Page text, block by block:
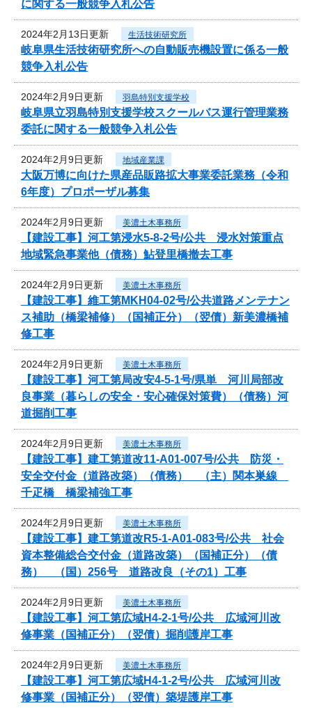
に関する一般競争入札公告
2024年2月13日更新 生活技術研究所
岐阜県生活技術研究所への自動販売機設置に係る一般
競争入札公告
2024年2月9日更新 羽島特別支援学校
岐阜県立羽島特別支援学校スクールバス運行管理業務
委託に関する一般競争入札公告
2024年2月9日更新 地域産業課
大阪万博に向けた県産品販路拡大事業委託業務（令和
6年度）プロポーザル募集
2024年2月9日更新 美濃土木事務所
【建設工事】河工第浸水5-8-2号/公共 浸水対策重点
地域緊急事業他（債務）鮎登里橋撤去工事
2024年2月9日更新 美濃土木事務所
【建設工事】維工第MKH04-02号/公共道路メンテナン
ス補助（橋梁補修）（国補正分）（翌債）新美濃橋補
修工事
2024年2月9日更新 美濃土木事務所
【建設工事】河工第局改安4-5-1号/県単 河川局部改
良事業（暮らしの安全・安心確保対策費）（債務）河
道掘削工事
2024年2月9日更新 美濃土木事務所
【建設工事】建工第道改11-A01-007号/公共 防災・
安全交付金（道路改築）（債務） （主）関本巣線
千疋橋 橋梁補強工事
2024年2月9日更新 美濃土木事務所
【建設工事】建工第道改R5-1-A01-083号/公共 社会
資本整備総合交付金（道路改築）（国補正分）（債
務） （国）256号 道路改良（その1）工事
2024年2月9日更新 美濃土木事務所
【建設工事】河工第広域H4-2-1号/公共 広域河川改
修事業（国補正分）（翌債）掘削護岸工事
2024年2月9日更新 美濃土木事務所
【建設工事】河工第広域H4-1-2号/公共 広域河川改
修事業（国補正分）（翌債）築堤護岸工事